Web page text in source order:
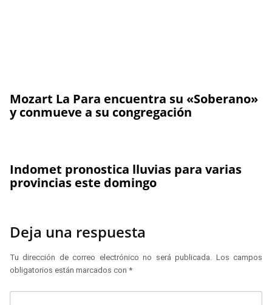
Mozart La Para encuentra su «Soberano»
y conmueve a su congregación
Indomet pronostica lluvias para varias
provincias este domingo
Deja una respuesta
Tu dirección de correo electrónico no será publicada.
Los campos
obligatorios están marcados con *